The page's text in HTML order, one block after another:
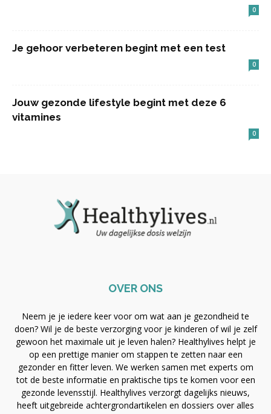
0
Je gehoor verbeteren begint met een test
0
Jouw gezonde lifestyle begint met deze 6
vitamines
0
OVER ONS
Neem je je iedere keer voor om wat aan je gezondheid te
doen? Wil je de beste verzorging voor je kinderen of wil je zelf
gewoon het maximale uit je leven halen? Healthylives helpt je
op een prettige manier om stappen te zetten naar een
gezonder en fitter leven. We werken samen met experts om
tot de beste informatie en praktische tips te komen voor een
gezonde levensstijl. Healthylives verzorgt dagelijks nieuws,
heeft uitgebreide achtergrondartikelen en dossiers over alles